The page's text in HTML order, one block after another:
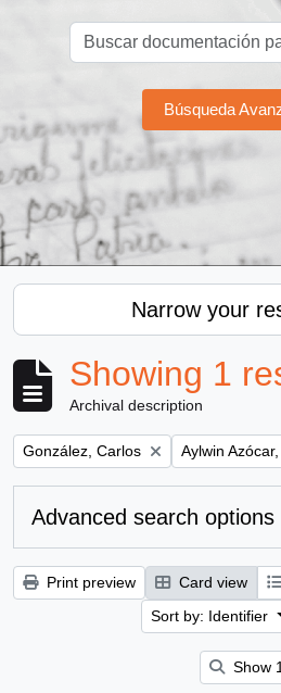
Búsqueda
Narrow your
Showing 1
Archival description
Remove filter:
González, Carlos Remove filter:
Aylwin
Advanced search options
Print preview Card view
Sort by: Identifier
Show